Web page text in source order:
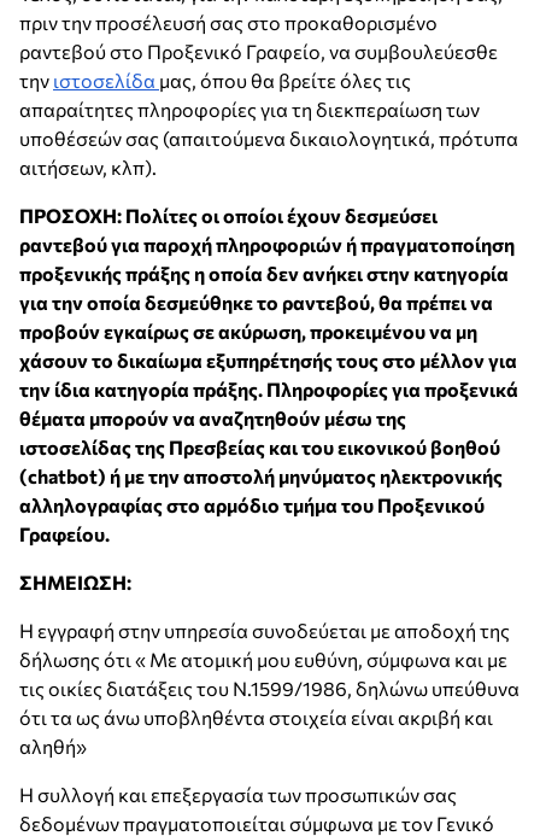
πριν την προσέλευσή σας στο προκαθορισμένο
ραντεβού στο Προξενικό Γραφείο, να συμβουλεύεσθε
την ιστοσελίδα μας, όπου θα βρείτε όλες τις
απαραίτητες πληροφορίες για τη διεκπεραίωση των
υποθέσεών σας (απαιτούμενα δικαιολογητικά, πρότυπα
αιτήσεων, κλπ).
ΠΡΟΣΟΧΗ: Πολίτες οι οποίοι έχουν δεσμεύσει
ραντεβού για παροχή πληροφοριών ή πραγματοποίηση
προξενικής πράξης η οποία δεν ανήκει στην κατηγορία
για την οποία δεσμεύθηκε το ραντεβού, θα πρέπει να
προβούν εγκαίρως σε ακύρωση, προκειμένου να μη
χάσουν το δικαίωμα εξυπηρέτησής τους στο μέλλον για
την ίδια κατηγορία πράξης. Πληροφορίες για προξενικά
θέματα μπορούν να αναζητηθούν μέσω της
ιστοσελίδας της Πρεσβείας και του εικονικού βοηθού
(chatbot) ή με την αποστολή μηνύματος ηλεκτρονικής
αλληλογραφίας στο αρμόδιο τμήμα του Προξενικού
Γραφείου.
ΣΗΜΕΙΩΣΗ:
Η εγγραφή στην υπηρεσία συνοδεύεται με αποδοχή της
δήλωσης ότι « Με ατομική μου ευθύνη, σύμφωνα και με
τις οικίες διατάξεις του Ν.1599/1986, δηλώνω υπεύθυνα
ότι τα ως άνω υποβληθέντα στοιχεία είναι ακριβή και
αληθή»
Η συλλογή και επεξεργασία των προσωπικών σας
δεδομένων πραγματοποιείται σύμφωνα με τον Γενικό